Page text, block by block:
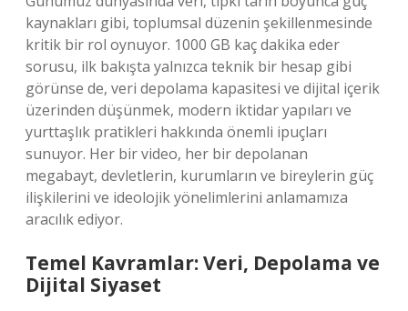
kaynakları gibi, toplumsal düzenin şekillenmesinde
kritik bir rol oynuyor. 1000 GB kaç dakika eder
sorusu, ilk bakışta yalnızca teknik bir hesap gibi
görünse de, veri depolama kapasitesi ve dijital içerik
üzerinden düşünmek, modern iktidar yapıları ve
yurttaşlık pratikleri hakkında önemli ipuçları
sunuyor. Her bir video, her bir depolanan
megabayt, devletlerin, kurumların ve bireylerin güç
ilişkilerini ve ideolojik yönelimlerini anlamamıza
aracılık ediyor.
Temel Kavramlar: Veri, Depolama ve
Dijital Siyaset